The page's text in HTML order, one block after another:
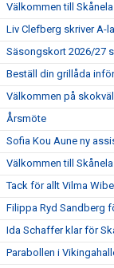
Välkommen till Skånela
Liv Clefberg skriver A-
Säsongskort 2026/27
Beställ din grillåda
Välkommen på
Årsmöte
Sofia Kou Aune ny
Välkommen till
Tack för allt Vilma
Filippa Ryd Sandberg
Ida Schaffer klar för
Parabollen i